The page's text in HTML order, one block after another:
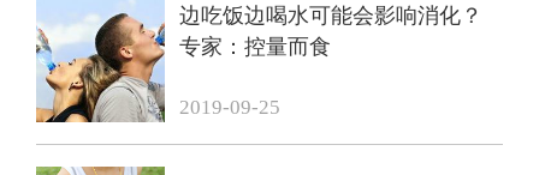
边吃饭边喝水可能会影响消化？
专家：控量而食
2019-09-25